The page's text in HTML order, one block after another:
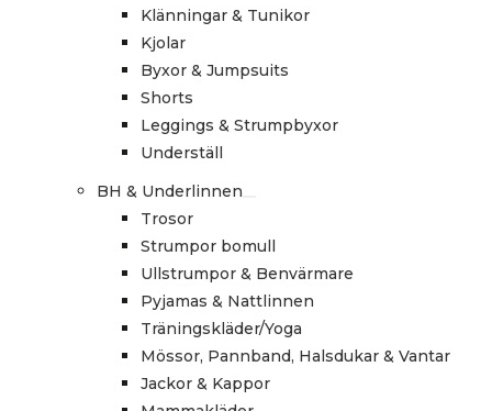
Klänningar & Tunikor
Kjolar
Byxor & Jumpsuits
Shorts
Leggings & Strumpbyxor
Underställ
BH & Underlinnen
Trosor
Strumpor bomull
Ullstrumpor & Benvärmare
Pyjamas & Nattlinnen
Träningskläder/Yoga
Mössor, Pannband, Halsdukar & Vantar
Jackor & Kappor